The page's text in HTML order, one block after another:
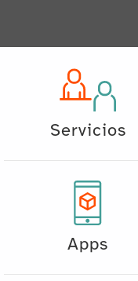
Servicios
Apps